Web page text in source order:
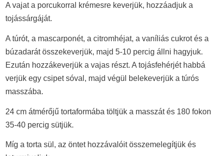
A vajat a porcukorral krémesre keverjük, hozzáadjuk a
tojássárgáját.
A túrót, a mascarponét, a citromhéjat, a vaníliás cukrot és a
búzadarát összekeverjük, majd 5-10 percig állni hagyjuk.
Ezután hozzákeverjük a vajas részt. A tojásfehérjét habbá
verjük egy csipet sóval, majd végül belekeverjük a túrós
masszába.
24 cm átmérőjű tortaformába töltjük a masszát és 180 fokon
35-40 percig sütjük.
Míg a torta sül, az öntet hozzávalóit összemelegítjük és